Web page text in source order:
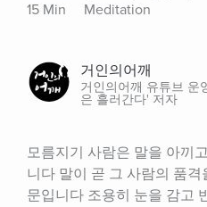
15 Min Meditation
거인의어깨
거인의어깨 유튜브 운
은 흘러간다' 저자
모름지기 사람은 말을 아끼
니다 말이 곧 그 사람의 품
문입니다 조용히 눈을 감고